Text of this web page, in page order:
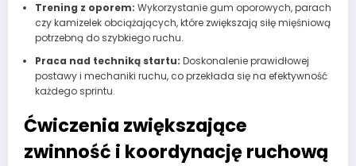
Trening z oporem: Wykorzystanie gum oporowych, parach
czy kamizelek obciążających, które zwiększają siłę mięśniową
potrzebną do szybkiego ruchu.
Praca nad techniką startu: Doskonalenie prawidłowej
postawy i mechaniki ruchu, co przekłada się na efektywność
każdego sprintu.
Ćwiczenia zwiększające
zwinność i koordynację ruchową